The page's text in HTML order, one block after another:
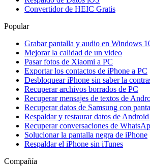
Convertidor de HEIC Gratis
Popular
Grabar pantalla y audio en Windows
Mejorar la calidad de un video
Pasar fotos de Xiaomi a PC
Exportar los contactos de iPhone a PC
Desbloquear iPhone sin saber la
Recuperar archivos borrados de PC
Recuperar mensajes de textos de
Recuperar datos de Samsung con
Respaldar y restaurar datos de
Recuperar conversaciones de
Solucionar la pantalla negra de iPhone
Respaldar el iPhone sin iTunes
Compañía